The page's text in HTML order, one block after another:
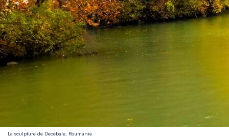
La sculpture de Décébale, Roumanie